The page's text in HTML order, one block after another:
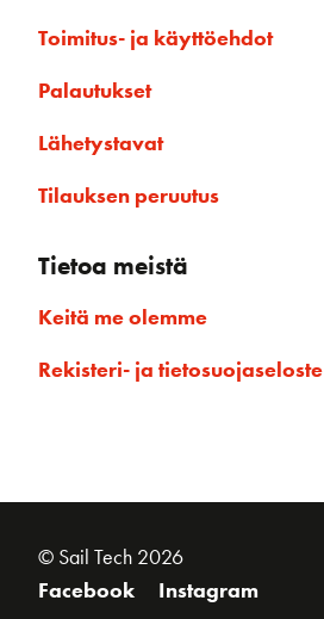
Toimitus- ja käyttöehdot
Palautukset
Lähetystavat
Tilauksen peruutus
Tietoa meistä
Keitä me olemme
Rekisteri- ja tietosuojaseloste
© Sail Tech 2026
Facebook
Instagram